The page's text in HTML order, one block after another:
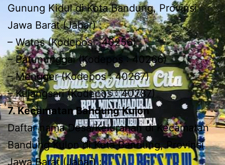
Gunung Kidul di Kota Bandung, Provinsi
Jawa Barat (Jabar) :
– Wates (Kodepos : 40256)
– Batununggal (Kodepos : 40266)
– Mengger (Kodepos : 40267)
– Kujangsari (Kodepos : 40287)
7. Kecamatan Bandung Kulon
Daftar nama Desa/Kelurahan di Kecamatan
Bandung Kulon di Kota Bandung, Provinsi
Jawa Barat (Jabar) :